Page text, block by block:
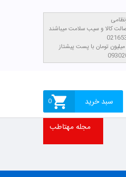
سبد خرید 0
مجله مهتاطب